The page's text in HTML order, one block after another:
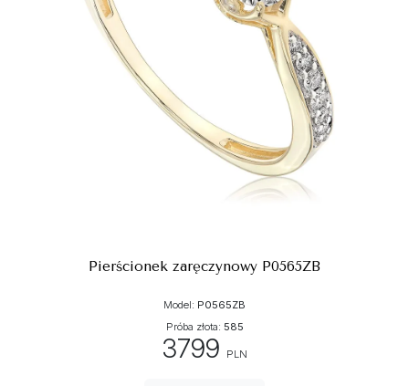
Pierścionek zaręczynowy P0565ZB
Model: P0565ZB
Próba złota: 585
3799 PLN